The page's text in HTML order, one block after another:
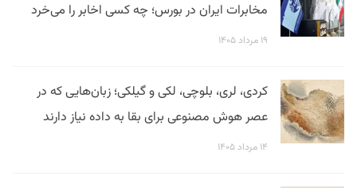
مخابرات ایران در بورس؛ چه کسی اخابر را می‌خرد
۱۹ مرداد ۱۴۰۵
کردی، لری، بلوچی، لکی و گیلکی؛ زبان‌هایی که در
عصر هوش مصنوعی برای بقا به داده نیاز دارند
۱۴ مرداد ۱۴۰۵